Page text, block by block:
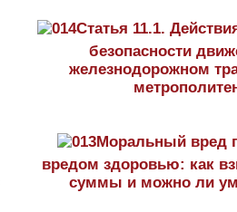
Статья 11.1.
безопасности
железнодорожном
Моральный вред
вредом здоровью: как
суммы и можно ли